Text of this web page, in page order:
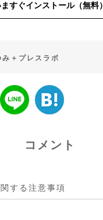
すぐインストール（無料）
み＋プレスラボ
コメント
する注意事項